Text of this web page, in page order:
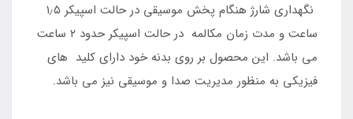
نگهداری شارژ هنگام پخش موسیقی در حالت اسپیکر ۱٫۵
ساعت و مدت زمان مکالمه در حالت اسپیکر حدود ۲ ساعت
می باشد. این محصول بر روی بدنه خود دارای کلید های
فیزیکی به منظور مدیریت صدا و موسیقی نیز می باشد.